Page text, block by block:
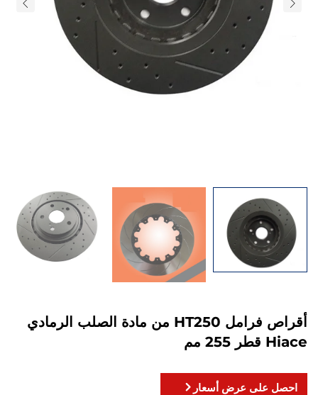
أقراص فرامل HT250 من مادة الصلب الرمادي
Hiace قطر 255 مم
احصل على عرض أسعار